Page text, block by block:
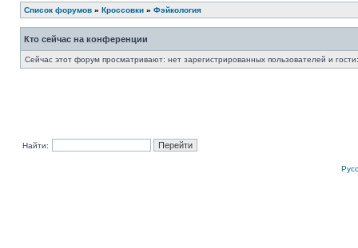
Список форумов » Кроссовки » Фэйкология
Кто сейчас на конференции
Сейчас этот форум просматривают: нет зарегистрированных пользователей и
Найти: